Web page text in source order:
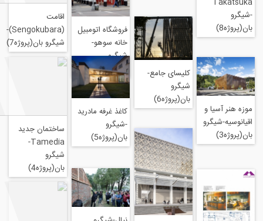
فروشگاه اتومبیل
خانه سوهو-
شیگرو
بان(پروژه9)
اقامت
(Sengokubara)-
شیگرو بان(پروژه7)
کلیسای جامع-
شیگرو
بان(پروژه6)
کاغذ غرفه مادرید
بان(پروژه5)
ساختمان جدید
بان(پروژه4)